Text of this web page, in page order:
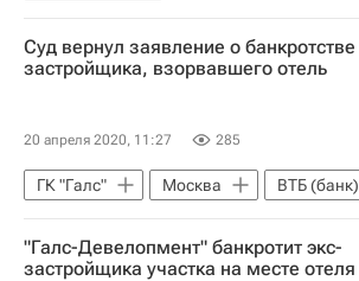
Суд вернул заявление о банкротстве
застройщика, взорвавшего отель
20 апреля 2020, 11:27 285
ГК "Галс" Москва
ВТБ (банк)
Коммерческая недвижимость
Гостиницы
"Галс-Девелопмент" банкротит экс-
застройщика участка на месте отеля